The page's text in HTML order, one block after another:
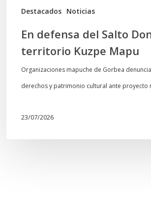
Destacados Noticias
Mapu
En defensa del Salto
territorio Kuzpe Mapu
Organizaciones mapuche de Gorbea
derechos y patrimonio cultural ante proyecto
23/07/2026